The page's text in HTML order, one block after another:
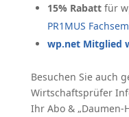
15% Rabattfür
PR1MUS
wp.net Mitglied
Besuchen Sie auch
Wirtschaftsprüfer
Ihr Abo & „Daumen-